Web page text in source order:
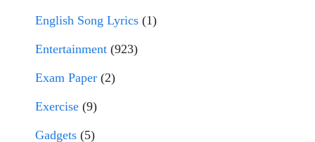
English Song Lyrics (1)
Entertainment (923)
Exam Paper (2)
Exercise (9)
Gadgets (5)